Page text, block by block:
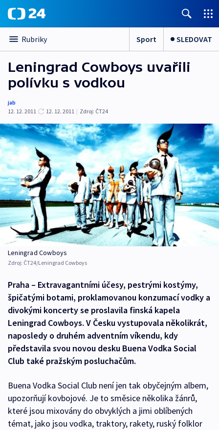
Rubriky Sport SLEDOVAT
Leningrad Cowboys uvařili
polívku s vodkou
jab
12. 12. 2011
12. 12. 2011 | Zdroj: ČT24
Leningrad Cowboys
Zdroj: ČT24/Leningrad Cowboys
Praha – Extravagantními účesy, pestrými kostýmy,
špičatými botami, proklamovanou konzumací vodky a
divokými koncerty se proslavila finská kapela
Leningrad Cowboys. V Česku vystupovala několikrát,
naposledy o druhém adventním víkendu, kdy
představila svou novou desku Buena Vodka Social
Club také pražským posluchačům.
Buena Vodka Social Club není jen tak obyčejným albem,
upozorňují kovbojové. Je to směsice několika žánrů,
které jsou mixovány do obvyklých a jimi oblíbených
témat, jako jsou vodka, traktory, rakety, ruský folklor